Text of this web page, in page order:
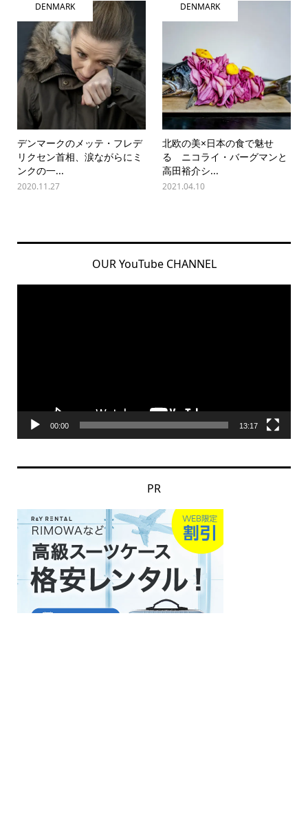
DENMARK
デンマークのメッテ・フレデ
リクセン首相、涙ながらにミ
ンクの一...
2020.11.27
DENMARK
北欧の美×日本の食で魅せ
る ニコライ・バーグマンと
高田裕介シ...
2021.04.10
OUR YouTube CHANNEL
00:00 13:17
PR